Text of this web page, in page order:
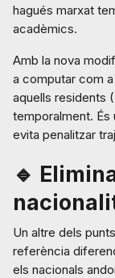
hagués marxat
acadèmics.
Amb la nova
a computar com
aquells residents
temporalment. És
evita penalitzar
🔹
Un altre dels
referència
els nacionals